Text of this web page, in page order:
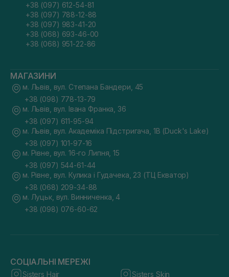
+38 (097) 612-54-81
+38 (097) 788-12-88
+38 (097) 983-41-20
+38 (068) 693-46-00
+38 (068) 951-22-86
МАГАЗИНИ
м. Львів, вул. Степана Бандери, 45
+38 (098) 778-13-79
м. Львів, вул. Івана Франка, 36
+38 (097) 611-95-94
м. Львів, вул. Академіка Підстригача, 1В (Duck's Lake)
+38 (097) 101-97-16
м. Рівне, вул. 16-го Липня, 15
+38 (097) 544-61-44
м. Рівне, вул. Кулика і Гудачека, 23 (ТЦ Екватор)
+38 (068) 209-34-88
м. Луцьк, вул. Винниченка, 4
+38 (098) 076-60-62
СОЦІАЛЬНІ МЕРЕЖІ
Sisters Hair Sisters Skin